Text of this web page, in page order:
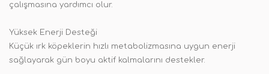
çalışmasına yardımcı olur.
Yüksek Enerji Desteği
Küçük ırk köpeklerin hızlı metabolizmasına uygun enerji
sağlayarak gün boyu aktif kalmalarını destekler.